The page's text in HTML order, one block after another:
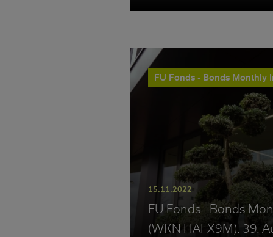
FU Fonds - Bonds Monthly
15.11.2022
FU Fonds - Bonds
(WKN HAFX9M): 39.